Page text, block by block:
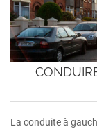
La conduite à